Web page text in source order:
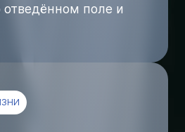
поле и